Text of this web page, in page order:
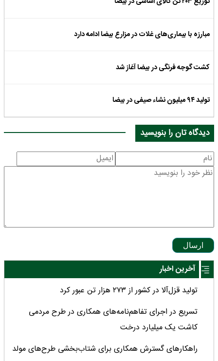
مبارزه با بیماری‌های غلات در مزارع بیضا ادامه دارد
کشت گوجه فرنگی در بیضا آغاز شد
تولید ۹۴ میلیون نشاء صیفی در بیضا
دیدگاه تان را بنویسید
ارسال
آخرین اخبار
تولید قزل‌آلا در کشور از ۲۷۳ هزار تن عبور کرد
تسریع در اجرای تفاهم‌نامه‌های همکاری در طرح مردمی
کاشت یک میلیارد درخت
راهکارهای گسترش همکاری برای شتاب‌بخشی طرح‌های مولد